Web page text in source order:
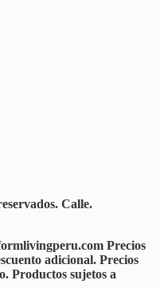
Calle.
Precios
adicional. Precios
Productos sujetos a